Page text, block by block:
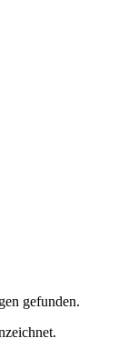
gefunden.